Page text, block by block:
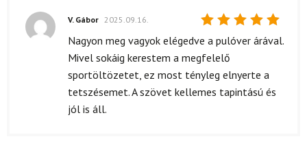
Értékelés:
/ 5
V. Gábor 2025.09.16.
Nagyon meg vagyok elégedve a pulóver árával.
Mivel sokáig kerestem a megfelelő
sportöltözetet, ez most tényleg elnyerte a
tetszésemet. A szövet kellemes tapintású és
jól is áll.